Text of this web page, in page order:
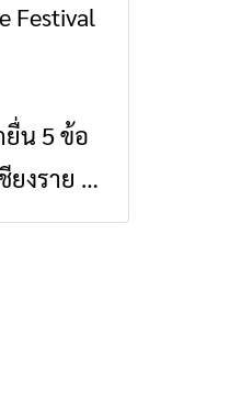
ละน่าน
ปินชื่อ
ข่าวเชียงราย
Festival
ข่าวเชียงราย
ยื่น 5 ข้อ
งราย แก้